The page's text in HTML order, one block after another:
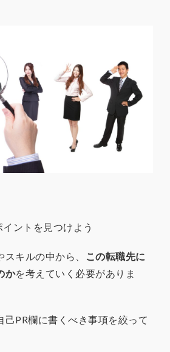
ントを見つけよう
キルの中から、
この転職先に
かを考えていく必要がありま
己PR欄に書くべき事項を絞って